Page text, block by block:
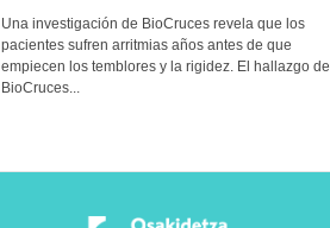
Una investigación de BioCruces revela que los
pacientes sufren arritmias años antes de que
empiecen los temblores y la rigidez. El hallazgo de
BioCruces...